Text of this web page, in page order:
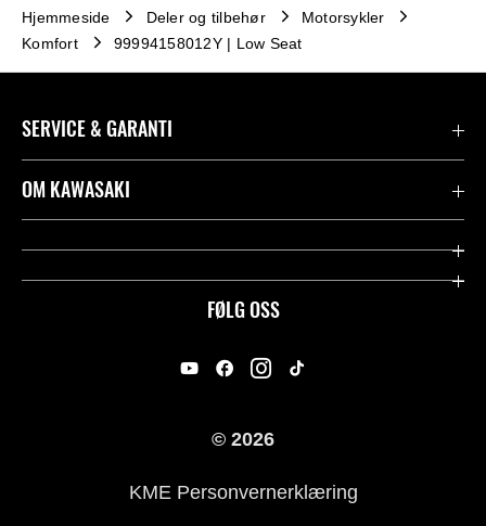
Hjemmeside Deler og tilbehør
Motorsykler
Komfort
99994158012Y | Low Seat
FØLG OSS
SERVICE & GARANTI
Garanti
Kontakt oss
OM KAWASAKI
Firma
© 2026
KME Personvernerklæring